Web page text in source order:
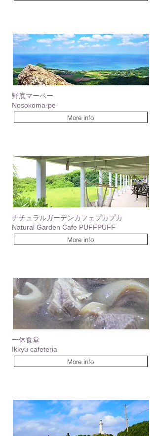
野底マーペー
Nosokoma-pe-
More info
ナチュラルガーデンカフェプカプカ
Natural Garden Cafe PUFFPUFF
More info
一休食堂
Ikkyu cafeteria
More info